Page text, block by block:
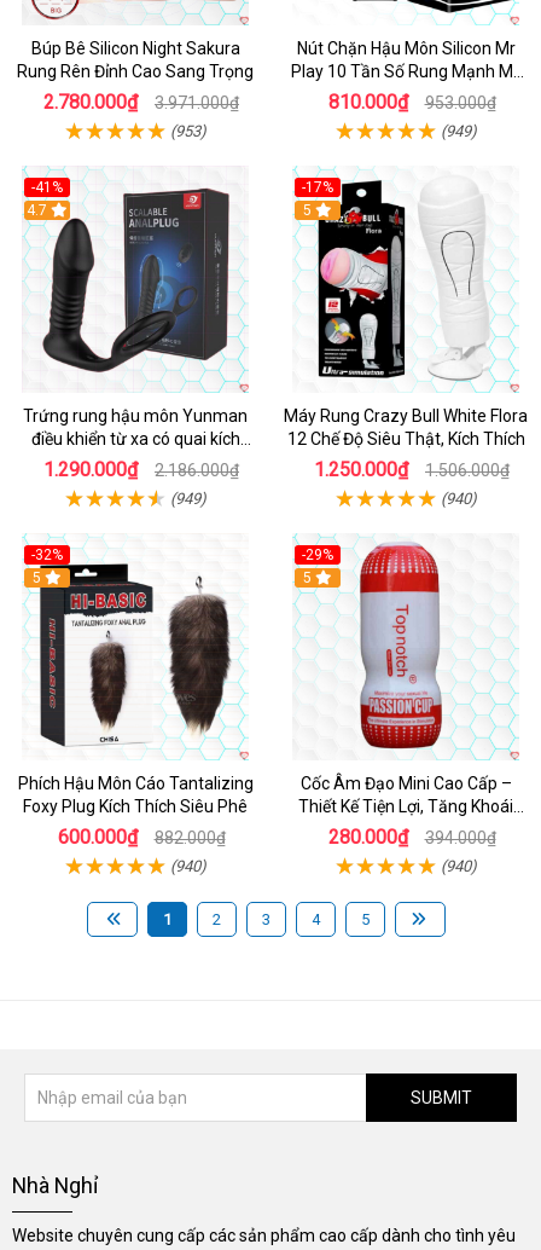
Búp Bê Silicon Night Sakura
Rung Rên Đỉnh Cao Sang Trọng
2.780.000₫ 3.971.000₫
(953)
Nút Chặn Hậu Môn Silicon Mr
Play 10 Tần Số Rung Mạnh Mẽ
Kích Thích
810.000₫ 953.000₫
(949)
-41%
Hot
4.7
Trứng rung hậu môn Yunman
điều khiển từ xa có quai kích
thích
1.290.000₫ 2.186.000₫
(949)
-17%
5
Máy Rung Crazy Bull White Flora
12 Chế Độ Siêu Thật, Kích Thích
1.250.000₫ 1.506.000₫
(940)
-32%
Hot
5
Phích Hậu Môn Cáo Tantalizing
Foxy Plug Kích Thích Siêu Phê
600.000₫ 882.000₫
(940)
-29%
5
Cốc Âm Đạo Mini Cao Cấp –
Thiết Kế Tiện Lợi, Tăng Khoái
Cảm
280.000₫ 394.000₫
(940)
1 2 3 4 5
SUBMIT
Nhà Nghỉ
Website chuyên cung cấp các sản phẩm cao cấp dành cho tình yêu